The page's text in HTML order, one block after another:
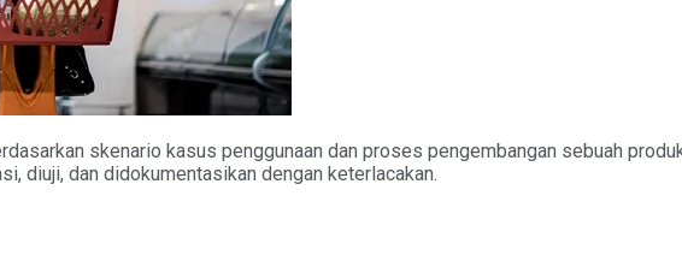
skenario kasus penggunaan dan proses pengembangan sebuah
diuji, dan didokumentasikan dengan keterlacakan.